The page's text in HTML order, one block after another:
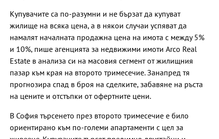
Купувачите са по-разумни и не бързат да купуват
жилище на всяка цена, а в някои случаи успяват да
намалят началната продажна цена на имота с между 5%
и 10%, пише агенцията за недвижими имоти Arco Real
Estate в анализа си на масовия сегмент от жилищния
пазар към края на второто тримесечие. Занапред тя
прогнозира спад в броя на сделките, забавяне на ръста
на цените и отстъпки от офертните цени.
В София търсенето през второто тримесечие е било
ориентирано към по-големи апартаменти с цел за